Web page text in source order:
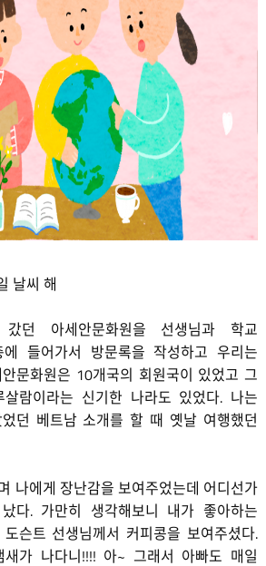
날씨 해
던 아세안문화원을 선생님과 학교
들어가서 방문록을 작성하고 우리는
문화원은 10개국의 회원국이 있었고 그
람이라는 신기한 나라도 있었다. 나는
던 베트남 소개를 할 때 옛날 여행했던
나에게 장난감을 보여주었는데 어디선가
다. 가만히 생각해보니 내가 좋아하는
슨트 선생님께서 커피콩을 보여주셨다.
새가 나다니!!!! 아~ 그래서 아빠도 매일